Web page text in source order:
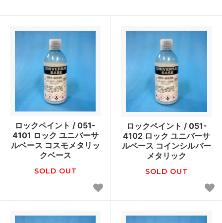
ロックペイント / 051-
4101 ロック ユニバーサ
ルベース コスモメタリッ
クベース
SOLD OUT
ロックペイント / 051-
4102 ロック ユニバーサ
ルベース コインシルバー
メタリック
SOLD OUT